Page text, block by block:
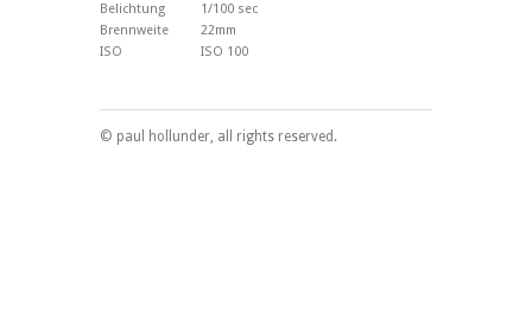
Belichtung
1/100 sec
Brennweite
22mm
ISO
ISO 100
© paul hollunder, all rights reserved.